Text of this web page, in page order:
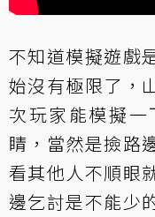
不知道模擬遊戲
始沒有極限了，
次玩家能模擬
睛，當然是撿路
看其他人不順眼
邊乞討是不能少